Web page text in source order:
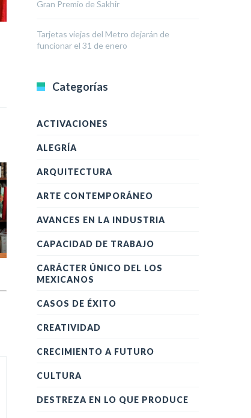
Gran Premio de Sakhir
Tarjetas viejas del Metro dejarán de
funcionar el 31 de enero
Categorías
ACTIVACIONES
ALEGRÍA
ARQUITECTURA
ARTE CONTEMPORÁNEO
AVANCES EN LA INDUSTRIA
CAPACIDAD DE TRABAJO
CARÁCTER ÚNICO DEL LOS
MEXICANOS
CASOS DE ÉXITO
CREATIVIDAD
CRECIMIENTO A FUTURO
CULTURA
DESTREZA EN LO QUE PRODUCE